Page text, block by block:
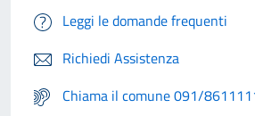
Leggi le domande frequenti
Richiedi Assistenza
Chiama il comune 091/